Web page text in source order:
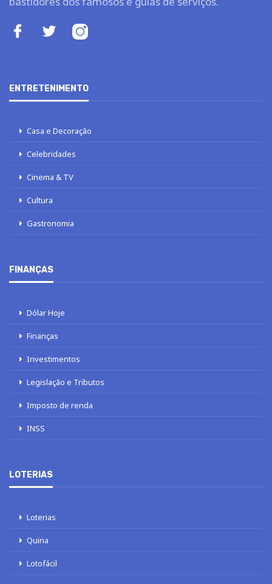
ENTRETENIMENTO
Casa e Decoração
Celebridades
Cinema & TV
Cultura
Gastronomia
FINANÇAS
Dólar Hoje
Finanças
Investimentos
Legislação e Tributos
Imposto de renda
INSS
LOTERIAS
Loterias
Quina
Lotofácil